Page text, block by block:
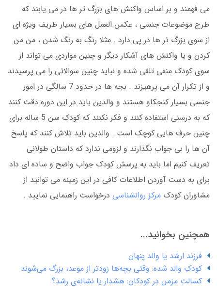
می فهمند و بر اساس واکنش های بزرگ تر ها در می یابند که
طرح موضوعات جنسی ، عکس العمل های بسیار ظریف ویژه ای
از سوی بزرگ تر ها در پی دارد . مثلا رنگ به رنگ شدن ، من من
کردن و یا واکنش های آشکار دیگر و چنین مواردی می تواند از
سوی کودک منفی تلقی شده و نباید چنین سوالاتی را می پرسیدند
و از تکرار آن می پرهیزند . بچه ها در حدود 7 سالگی در امور
جنسی بسیار کنجکاو هستند و والدین باید در این دوره دقت کنند
که به درسنی استفاده کنند و فکر نکنند که کودک سن 5 ساله برای
چنین حرف هایی کوچک است . والدین باید تلاش کنند که پاسخ
آن ها را بی جواب نگذارند و لزومی ندارد که داستان طولانی
تعریف کنیم اما باید به پرسش کودک جواب واضح و ساده ای داد
برای به دست آوردن اطلاعات کافی در این زمینه می توانید از
مشاوران کودک مرکز روانشناسی درخواست راهنمایی نمایید .
همچنین بخوانید...
فرزند ارشد یا والد پنهان
کودکِ والد شده: وقتی بچه‌ها زودتر از موعد، بزرگ می‌شوند
کسالت مزمن در کودکان: هشدار یا نشانه‌ی رشد؟